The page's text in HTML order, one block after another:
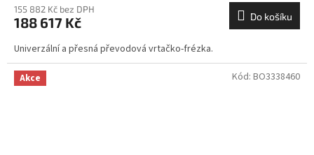
155 882 Kč bez DPH
188 617 Kč Do košíku
Univerzální a přesná převodová vrtačko-frézka.
Akce Kód: BO3338460